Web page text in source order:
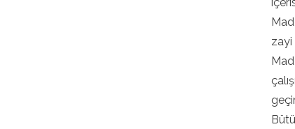
zayi